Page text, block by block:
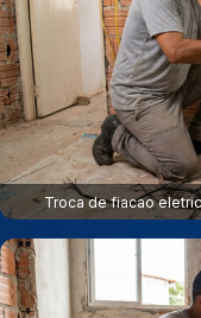
Troca de fiacao